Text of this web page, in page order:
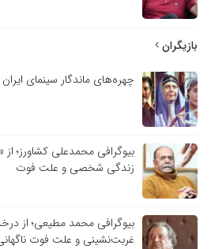
بازیگران
چهره‌های ماندگار سینمای
بیوگرافی محمدعلی کشاورز؛ از
زندگی شخصی و علت فوت
بیوگرافی محمد مطیعی؛ از
غربت‌نشینی و علت فوت